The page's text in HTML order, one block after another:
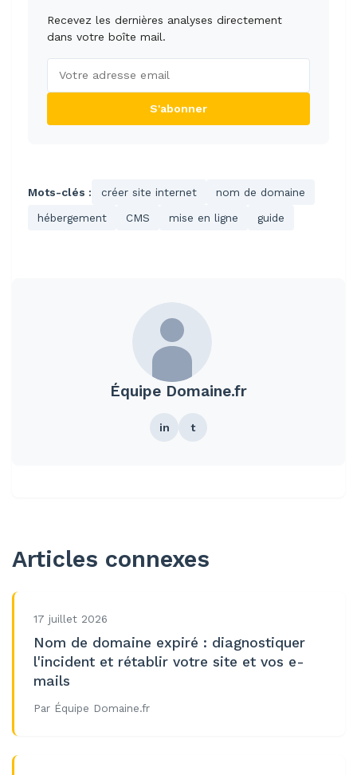
Recevez les dernières analyses directement
dans votre boîte mail.
S'abonner
Mots-clés : créer site internet
nom de domaine
hébergement
CMS mise en ligne guide
Équipe Domaine.fr
in t
Articles connexes
17 juillet 2026
Nom de domaine expiré : diagnostiquer
l'incident et rétablir votre site et vos e-
mails
Par Équipe Domaine.fr